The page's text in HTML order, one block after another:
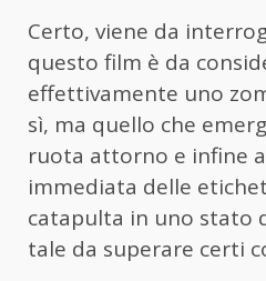
Certo, viene da
questo film è da
effettivamente uno
sì, ma quello che
ruota attorno e infine
immediata delle
catapulta in uno stato
tale da superare certi